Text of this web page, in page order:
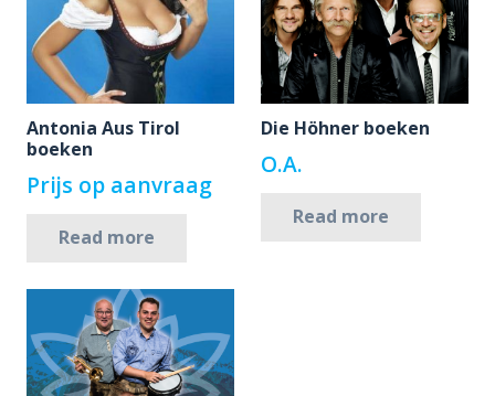
Antonia Aus Tirol
boeken
Prijs op aanvraag
Read more
Die Höhner boeken
O.A.
Read more